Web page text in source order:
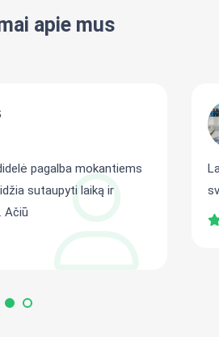
apie mus
pagalba mokantiems
sutaupyti laiką ir
Ačiū